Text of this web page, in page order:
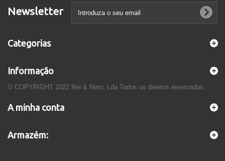
Newsletter
Categorias
Informação
© COPYRIGHT 2022 Rei & Neto, Lda Todos os direitos reservados.
A minha conta
Armazém: